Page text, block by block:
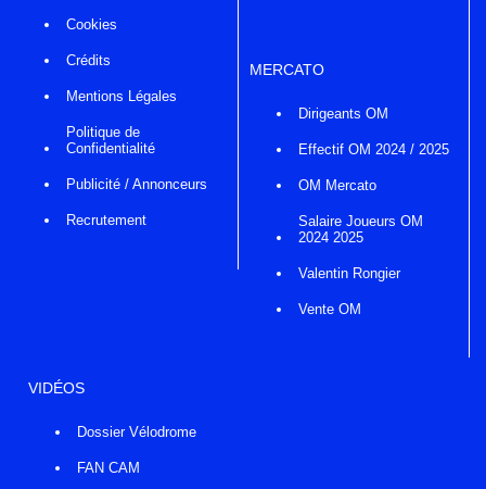
Cookies
Crédits
Mentions Légales
Politique de
Confidentialité
Publicité / Annonceurs
Recrutement
MERCATO
Dirigeants OM
Effectif OM 2024 / 2025
OM Mercato
Salaire Joueurs OM
2024 2025
Valentin Rongier
Vente OM
VIDÉOS
Dossier Vélodrome
FAN CAM